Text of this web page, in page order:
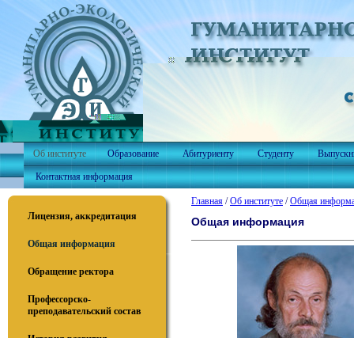
Об институте Образование Абитуриенту Студенту
Контактная информация
Лицензия, аккредитация
Общая информация
Обращение ректора
Профессорско-
преподавательский состав
Главная /Об институте /Общая
Общая информация